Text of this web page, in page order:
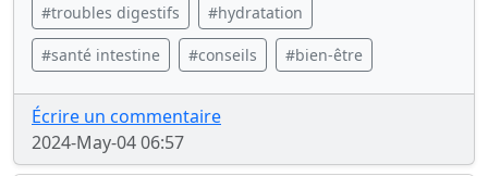
#troubles digestifs #hydratation
#santé intestine #conseils #bien-être
Écrire un commentaire
2024-May-04 06:57